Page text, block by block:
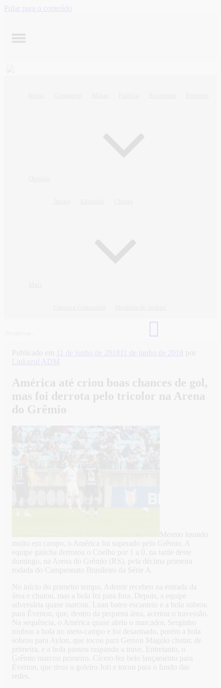
Pular para o conteúdo
Publicado em 11 de junho de 2018 11 de junho de 2018 por
Linkazul ADM
América até criou boas chances de gol,
mas foi derrota pelo tricolor na Arena
do Grêmio
Mesmo lutando
muito em campo, o América foi superado pelo Grêmio. A
equipe gaúcha derrotou o Coelho por 1 a 0, na tarde deste
domingo, na Arena do Grêmio (RS), pela décima primeira
rodada do Campeonato Brasileiro da Série A.
No início do primeiro tempo, Ademir recebeu na entrada da
área e chutou, mas a bola foi para fora. Depois, a equipe
adversária quase marcou. Luan bateu escanteio e a bola sobrou
para Éverton, que, dentro da pequena área, acertou o travessão.
Na sequência, o América quase abriu o marcador. Serginho
roubou a bola no meio-campo e foi desarmado, porém a bola
sobrou para Aylon, que tocou para Gerson Magrão chutar, de
primeira, e a bola passou raspando a trave. Entretanto, o
Grêmio marcou primeiro. Cícero fez belo lançamento para
Éverton, que tirou o goleiro Jori e tocou para o fundo das
redes.